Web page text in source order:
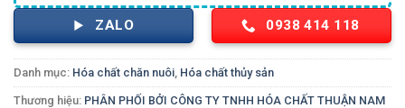
ZALO 0938 414 118
Danh mục: Hóa chất chăn nuôi Hóa chất thủy sản
Thương hiệu: PHÂN PHỐI BỞI CÔNG TY TNHH HÓA CHẤT THUẬN NAM